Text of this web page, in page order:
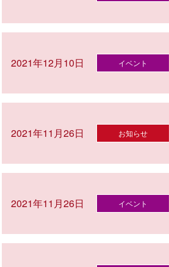
2021年12月10日 イベント
2021年11月26日 お知らせ
2021年11月26日 イベント